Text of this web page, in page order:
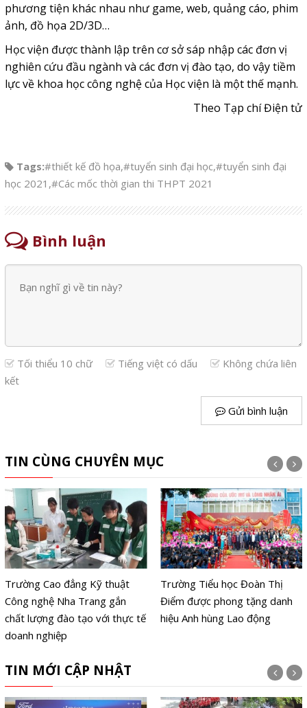
phương tiện khác nhau như game, web, quảng cáo, phim
ảnh, đồ họa 2D/3D…
Học viện được thành lập trên cơ sở sáp nhập các đơn vị
nghiên cứu đầu ngành và các đơn vị đào tạo, do vậy tiềm
lực về khoa học công nghệ của Học viện là một thế mạnh.
Theo Tạp chí Điện tử
Tags:#thiết kế đồ họa,#tuyển sinh đại học,#tuyển sinh đại
học 2021 ,#Các mốc thời gian thi THPT 2021
Bình luận
Tối thiểu 10 chữ Tiếng việt có dấu
Không chứa liên
kết
Gửi bình luận
TIN CÙNG CHUYÊN MỤC
Trường Cao đẳng Kỹ thuật
Công nghệ Nha Trang gắn
chất lượng đào tạo với thực tế
doanh nghiệp
Trường Tiểu học Đoàn Thị
Điểm được phong tặng danh
hiệu Anh hùng Lao động
TIN MỚI CẬP NHẬT